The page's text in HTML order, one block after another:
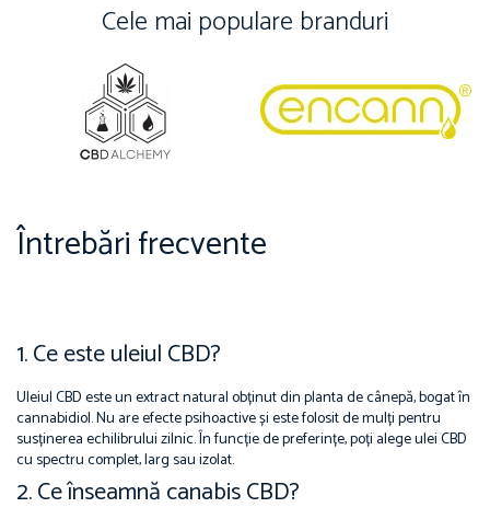
Cele mai populare branduri
Întrebări frecvente
1. Ce este uleiul CBD?
Uleiul CBD este un extract natural obținut din planta de cânepă, bogat în
cannabidiol. Nu are efecte psihoactive și este folosit de mulți pentru
susținerea echilibrului zilnic. În funcție de preferințe, poți alege ulei CBD
cu spectru complet, larg sau izolat.
2. Ce înseamnă canabis CBD?